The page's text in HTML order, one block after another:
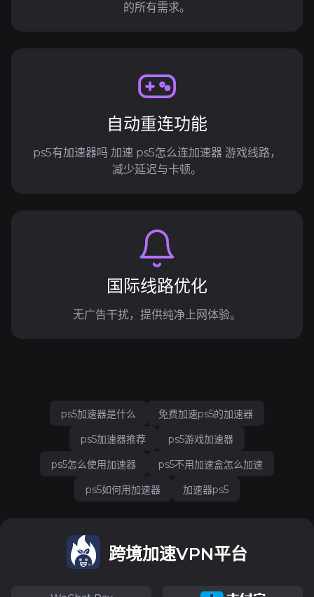
的所有需求。
自动重连功能
ps5有加速器吗 加速 ps5怎么连加速器 游戏线路，
减少延迟与卡顿。
国际线路优化
无广告干扰，提供纯净上网体验。
ps5加速器是什么
免费加速ps5的加速器
ps5加速器推荐
ps5游戏加速器
ps5怎么使用加速器
ps5不用加速盒怎么加速
ps5如何用加速器
加速器ps5
跨境加速VPN平台